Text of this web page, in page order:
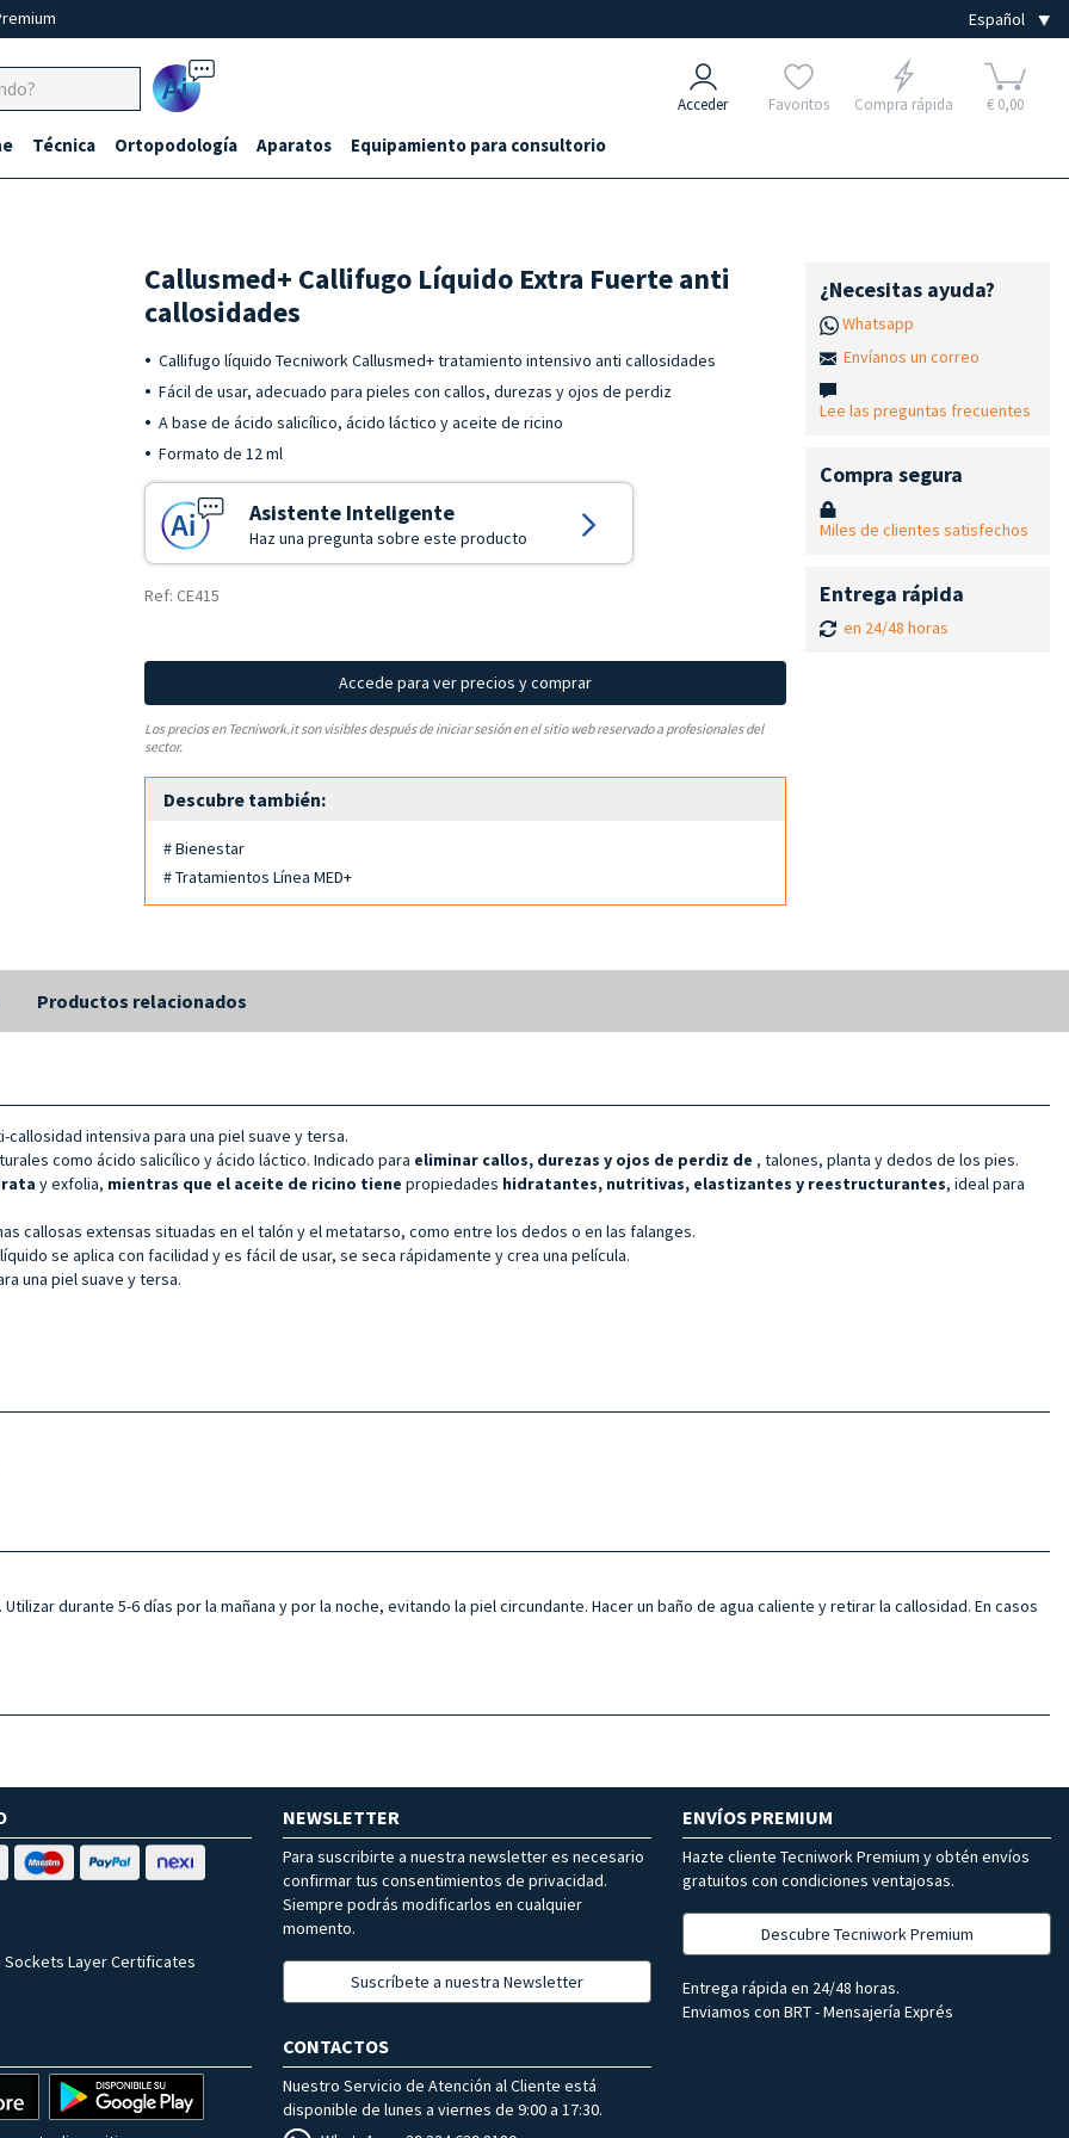
Ai Acceder Favoritos Compra rápida € 0,00
Técnica Ortopodología Aparatos Equipamiento para consultorio
Callusmed+ Callifugo Líquido Extra Fuerte anti
callosidades
Callifugo líquido Tecniwork Callusmed+ tratamiento intensivo anti callosidades
Fácil de usar, adecuado para pieles con callos, durezas y ojos de perdiz
A base de ácido salicílico, ácido láctico y aceite de ricino
Formato de 12 ml
Asistente Inteligente
Haz una pregunta sobre este producto
Ref: CE415
Accede para ver precios y comprar
Los precios en Tecniwork.it son visibles después de iniciar sesión en el sitio web reservado a profesionales del
sector.
Descubre también:
# Bienestar
# Tratamientos Línea MED+
¿Necesitas ayuda?
Whatsapp
Envíanos un correo
Lee las preguntas frecuentes
Compra segura
Miles de clientes satisfechos
Entrega rápida
en 24/48 horas
Productos relacionados
callosidad intensiva para una piel suave y tersa.
como ácido salicílico y ácido láctico. Indicado para eliminar callos, durezas y ojos de perdiz de , talones, planta y dedos de los pies.
y exfolia, mientras que el aceite de ricino tiene propiedades hidratantes, nutritivas, elastizantes y reestructurantes, ideal para
callosas extensas situadas en el talón y el metatarso, como entre los dedos o en las falanges.
se aplica con facilidad y es fácil de usar, se seca rápidamente y crea una película.
una piel suave y tersa.
durante 5-6 días por la mañana y por la noche, evitando la piel circundante. Hacer un baño de agua caliente y retirar la callosidad. En casos
Sockets Layer Certificates
NEWSLETTER
Para suscribirte a nuestra newsletter es necesario
confirmar tus consentimientos de privacidad.
Siempre podrás modificarlos en cualquier
momento.
Suscríbete a nuestra Newsletter
ENVÍOS PREMIUM
Hazte cliente Tecniwork Premium y obtén envíos
gratuitos con condiciones ventajosas.
Descubre Tecniwork Premium
Entrega rápida en 24/48 horas.
Enviamos con BRT - Mensajería Exprés
CONTACTOS
Nuestro Servicio de Atención al Cliente está
disponible de lunes a viernes de 9:00 a 17:30.